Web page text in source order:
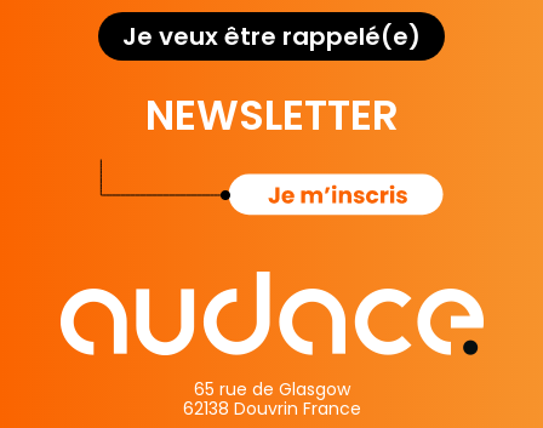
65 rue de Glasgow
62138 Douvrin France
Je veux être rappelé(e)
NEWSLETTER